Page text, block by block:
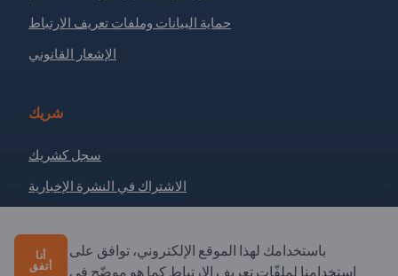
حماية البيانات وملفات تعريف الارتباط
الإشعار القانوني
شريك
سجل كشريك
الاشتراك في النشرة الإخبارية
لديك أسئلة؟باستخدامك لهذا الموقع الإلكتروني، توافق على
استخدامنا لملفّات تعريف الارتباط كما هو موضّح في
أنا
أتفق